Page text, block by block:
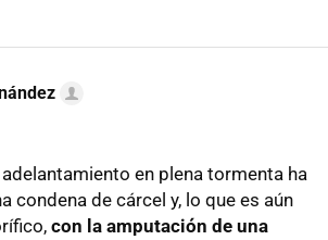
en plena tormenta ha
condena de cárcel y, lo que es aún
con la amputación de una